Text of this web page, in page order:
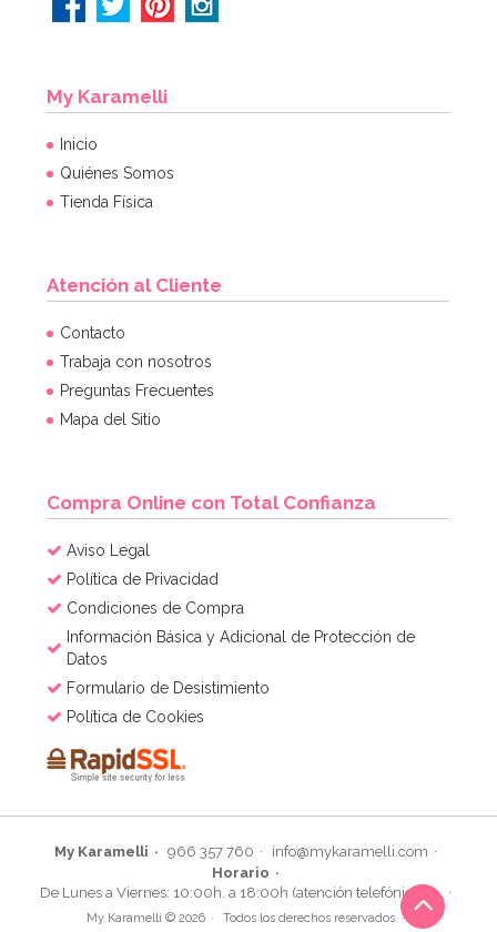
My Karamelli
Inicio
Quiénes Somos
Tienda Física
Atención al Cliente
Contacto
Trabaja con nosotros
Preguntas Frecuentes
Mapa del Sitio
Compra Online con Total Confianza
Aviso Legal
Política de Privacidad
Condiciones de Compra
Información Básica y Adicional de Protección de
Datos
Formulario de Desistimiento
Política de Cookies
My Karamelli 966 357 760
info@mykaramelli.com
Horario
De Lunes a Viernes: 10:00h. a 18:00h (atención telefónica)
My Karamelli © 2026 Todos los derechos reservados